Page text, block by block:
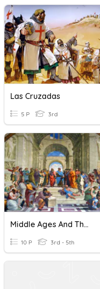
Las Cruzadas
5 P 3rd
Middle Ages And The Renaissance
10 P 3rd - 5th